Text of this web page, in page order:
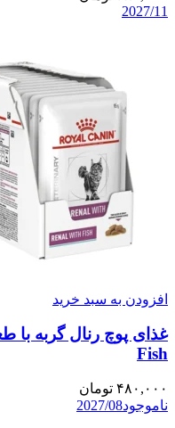
2027/11
افزودن به سبد خرید
Fish
۴۸۰,۰۰۰ تومان
ناموجود2027/08